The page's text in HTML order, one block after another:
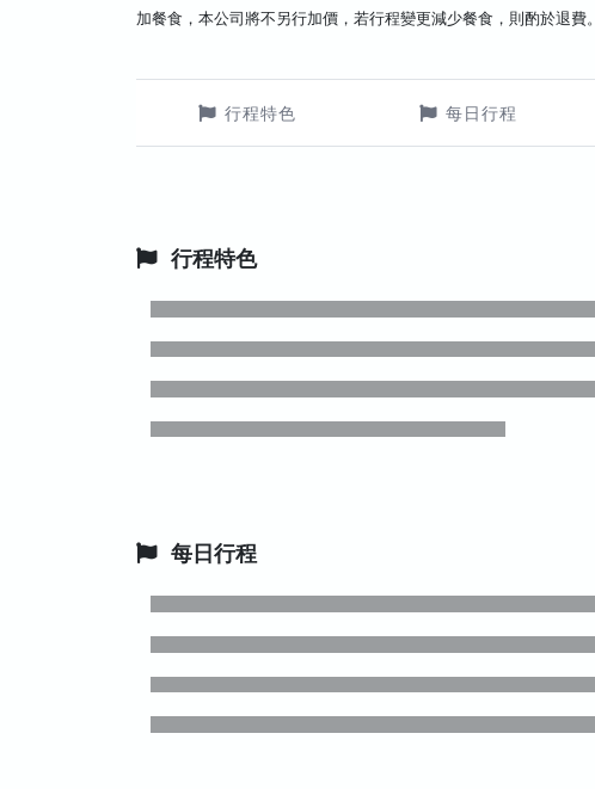
加餐食，本公司將不另行加價，若行程變更減少餐食，則酌於退費。
行程特色 每日行程
行程特色
每日行程